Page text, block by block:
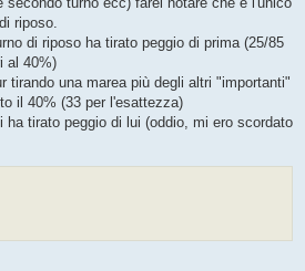
riposo.
di riposo ha tirato peggio di prima (25/85
al 40%)
tirando una marea più degli altri "importanti"
il 40% (33 per l'esattezza)
tirato peggio di lui (oddio, mi ero scordato